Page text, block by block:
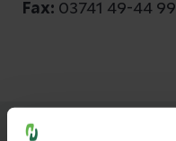
Fax: 03741 49-44 99